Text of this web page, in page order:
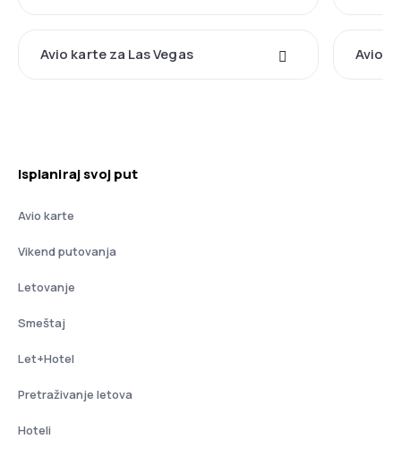
Avio karte za Las Vegas Avio
Isplaniraj svoj put
Avio karte
Vikend putovanja
Letovanje
Smeštaj
Let+Hotel
Pretraživanje letova
Hoteli